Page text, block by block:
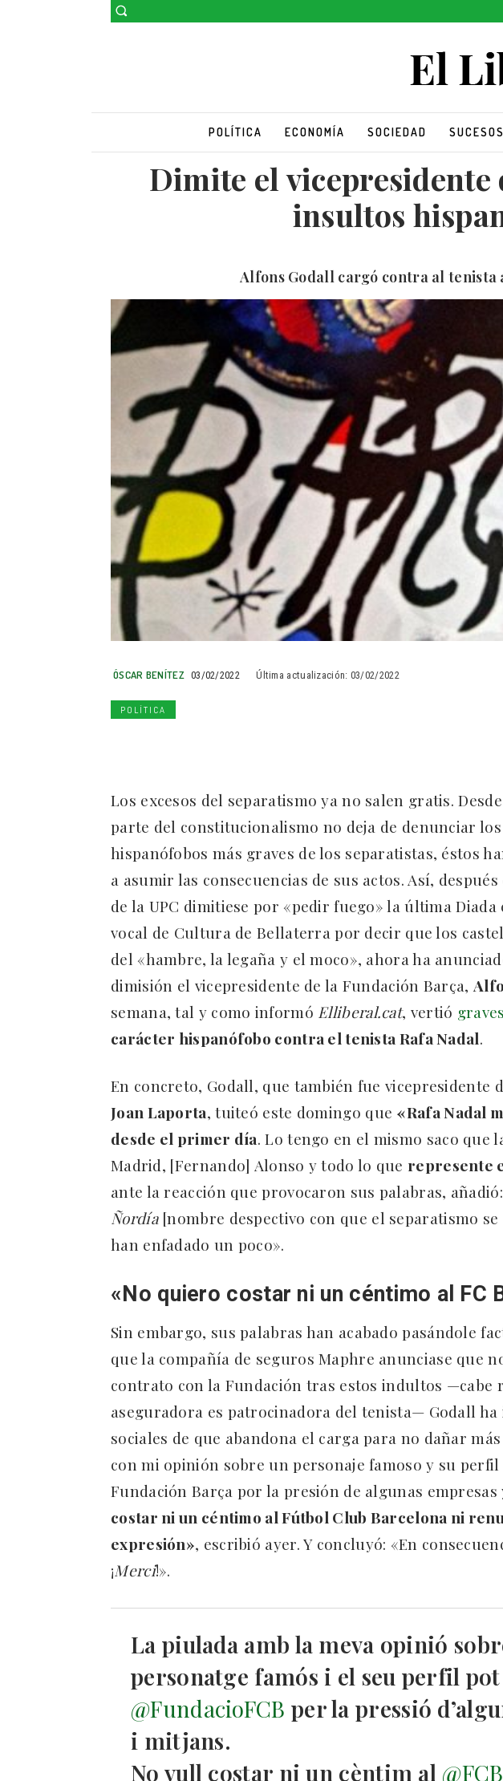
POLÍTICA ECONOMÍA SOCIEDAD SUCESOS
Dimite el vicepresidente
insultos
Alfons Godall cargó contra al tenista
ÓSCAR BENÍTEZ 03/02/2022 Última actualización: 03/02/2022
POLÍTICA
Los excesos del separatismo ya no salen gratis.
parte del constitucionalismo no deja de denunciar
hispanófobos más graves de los separatistas, éstos
a asumir las consecuencias de sus actos. Así,
de la UPC dimitiese por «pedir fuego» la última Diada
vocal de Cultura de Bellaterra por decir que los
del «hambre, la legaña y el moco», ahora ha
dimisión el vicepresidente de la Fundación Barça,
semana, tal y como informó Elliberal.cat, vertió
carácter hispanófobo contra el tenista Rafa Nadal.
En concreto, Godall, que también fue vicepresidente
Joan Laporta, tuiteó este domingo que «Rafa Nadal
desde el primer día. Lo tengo en el mismo saco que
Madrid, [Fernando] Alonso y todo lo que represente
ante la reacción que provocaron sus palabras,
Ñordía[nombre despectivo con que el separatismo se
han enfadado un poco».
«No quiero costar ni un céntimo al FC
Sin embargo, sus palabras han acabado pasándole
que la compañía de seguros Maphre anunciase que
contrato con la Fundación tras estos indultos —cabe
aseguradora es patrocinadora del tenista— Godall
sociales de que abandona el carga para no dañar
con mi opinión sobre un personaje famoso y su
Fundación Barça por la presión de algunas
costar ni un céntimo al Fútbol Club Barcelona ni
expresión», escribió ayer. Y concluyó: «En
¡Merci!».
La piulada amb la meva opinió
personatge famós i el seu perfil
@FundacioFCB per la pressió
i mitjans.
No vull costar ni un cèntim al